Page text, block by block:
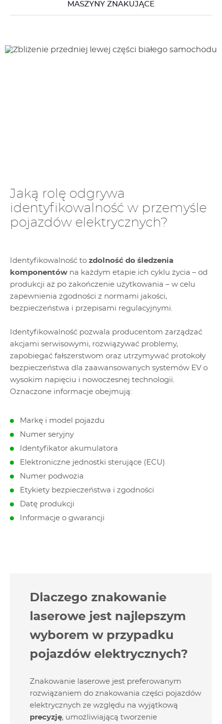
MASZYNY ZNAKUJĄCE
Jaką rolę odgrywa
identyfikowalność w przemyśle
pojazdów elektrycznych?
Identyfikowalność to zdolność do śledzenia
komponentów na każdym etapie ich cyklu życia – od
produkcji aż po zakończenie użytkowania – w celu
zapewnienia zgodności z normami jakości,
bezpieczeństwa i przepisami regulacyjnymi.
Identyfikowalność pozwala producentom zarządzać
akcjami serwisowymi, rozwiązywać problemy,
zapobiegać fałszerstwom oraz utrzymywać protokoły
bezpieczeństwa dla zaawansowanych systemów EV o
wysokim napięciu i nowoczesnej technologii.
Oznaczone informacje obejmują:
Markę i model pojazdu
Numer seryjny
Identyfikator akumulatora
Elektroniczne jednostki sterujące (ECU)
Numer podwozia
Etykiety bezpieczeństwa i zgodności
Datę produkcji
Informacje o gwarancji
Dlaczego znakowanie
laserowe jest najlepszym
wyborem w przypadku
pojazdów elektrycznych?
Znakowanie laserowe jest preferowanym
rozwiązaniem do znakowania części pojazdów
elektrycznych ze względu na wyjątkową
precyzję, umożliwiającą tworzenie